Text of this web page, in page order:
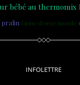
bébé au thermomix
pralin farine d'orge mondé
INFOLETTRE